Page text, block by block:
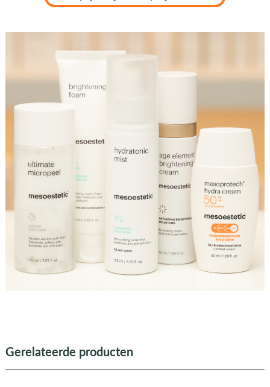
Gerelateerde producten